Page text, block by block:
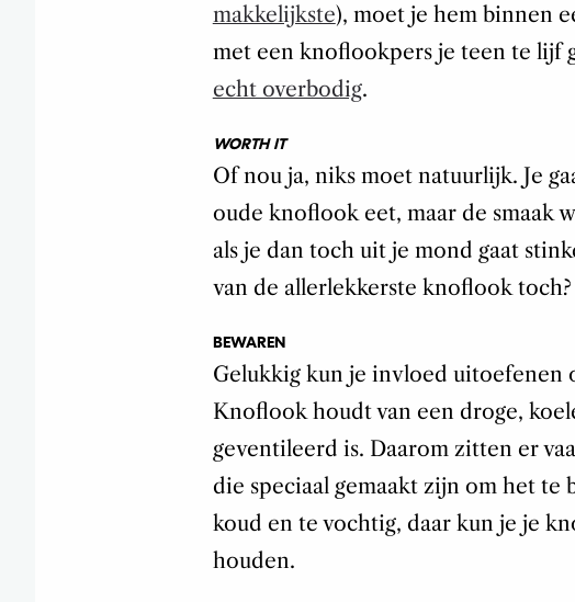
makkelijkste), moet je hem binnen
met een knoflookpers je teen te lijf
echt overbodig.
WORTH IT
Of nou ja, niks moet natuurlijk. Je
oude knoflook eet, maar de smaak
als je dan toch uit je mond gaat
van de allerlekkerste knoflook toch?
BEWAREN
Gelukkig kun je invloed uitoefenen
Knoflook houdt van een droge,
geventileerd is. Daarom zitten er
die speciaal gemaakt zijn om het te
koud en te vochtig, daar kun je je
houden.